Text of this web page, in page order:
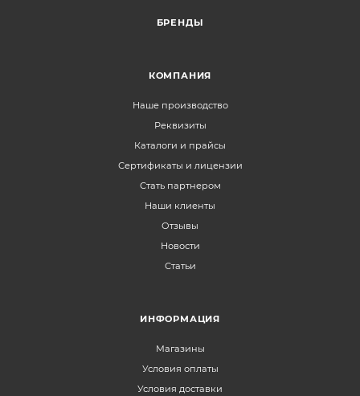
БРЕНДЫ
КОМПАНИЯ
Наше производство
Реквизиты
Каталоги и прайсы
Сертификаты и лицензии
Стать партнером
Наши клиенты
Отзывы
Новости
Статьи
ИНФОРМАЦИЯ
Магазины
Условия оплаты
Условия доставки